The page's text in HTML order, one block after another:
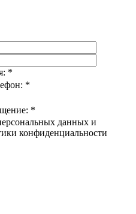
*
*
*
данных и
конфиденциальности